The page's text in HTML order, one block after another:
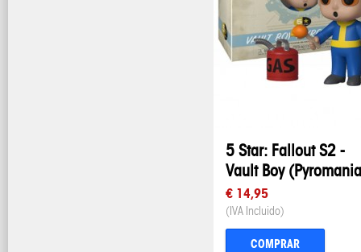
5 Star: Fallout S2 -
Vault Boy
€ 14,95
(IVA Incluido)
COMPRAR